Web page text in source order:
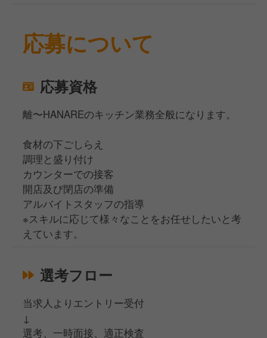
応募について
応募資格
離〜HANAREのキッチン業務全般になります。
食材の下ごしらえ
調理と盛り付け
カウンターでの接客
開店及び閉店の準備
アルバイトスタッフの指導
※スキルに応じて様々なことをお任せしたいと考
えています。
選考フロー
当求人よりエントリー受付
↓
選考、一時面接、適正検査